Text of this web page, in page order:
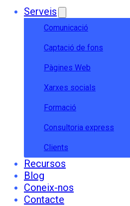
Serveis
Comunicació
Captació de fons
Pàgines Web
Xarxes socials
Formació
Consultoria express
Clients
Recursos
Blog
Coneix-nos
Contacte